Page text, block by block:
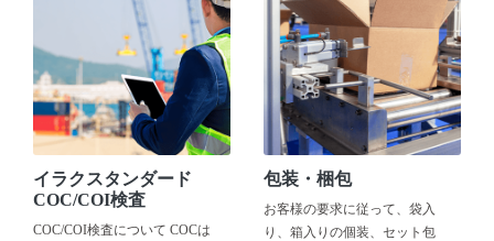
イラクスタンダード
COC/COI検査
COC/COI検査について COCは
包装・梱包
お客様の要求に従って、袋入
り、箱入りの個装、セット包